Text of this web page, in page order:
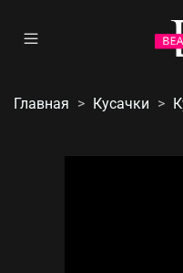
Главная Кусачки